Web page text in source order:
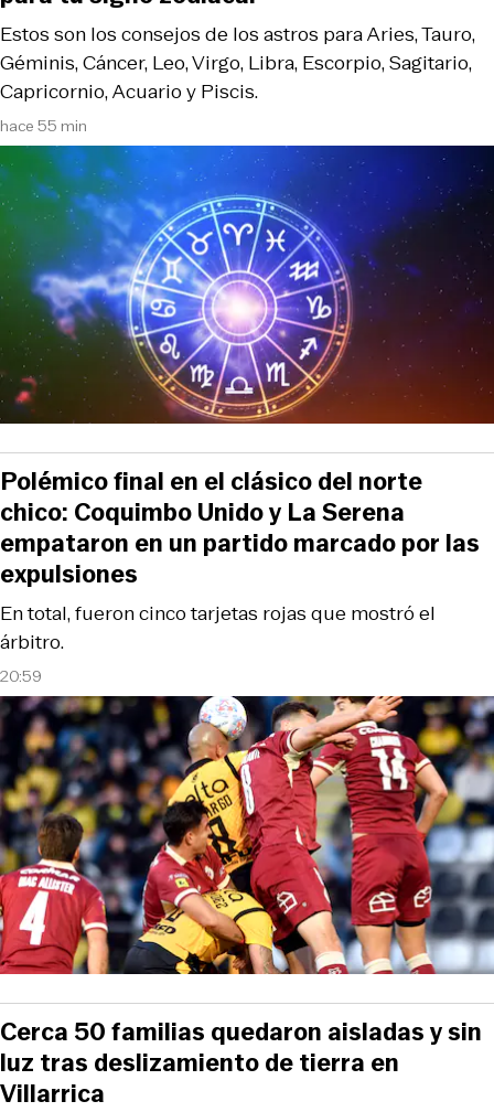
hace 55 min
Estos son los consejos de los astros para Aries, Tauro,
Géminis, Cáncer, Leo, Virgo, Libra, Escorpio, Sagitario,
Capricornio, Acuario y Piscis.
20:59
En total, fueron cinco tarjetas rojas que mostró el
árbitro.
Polémico final en el clásico del norte
chico: Coquimbo Unido y La Serena
empataron en un partido marcado por las
expulsiones
Cerca 50 familias quedaron aisladas y sin
luz tras deslizamiento de tierra en
Villarrica